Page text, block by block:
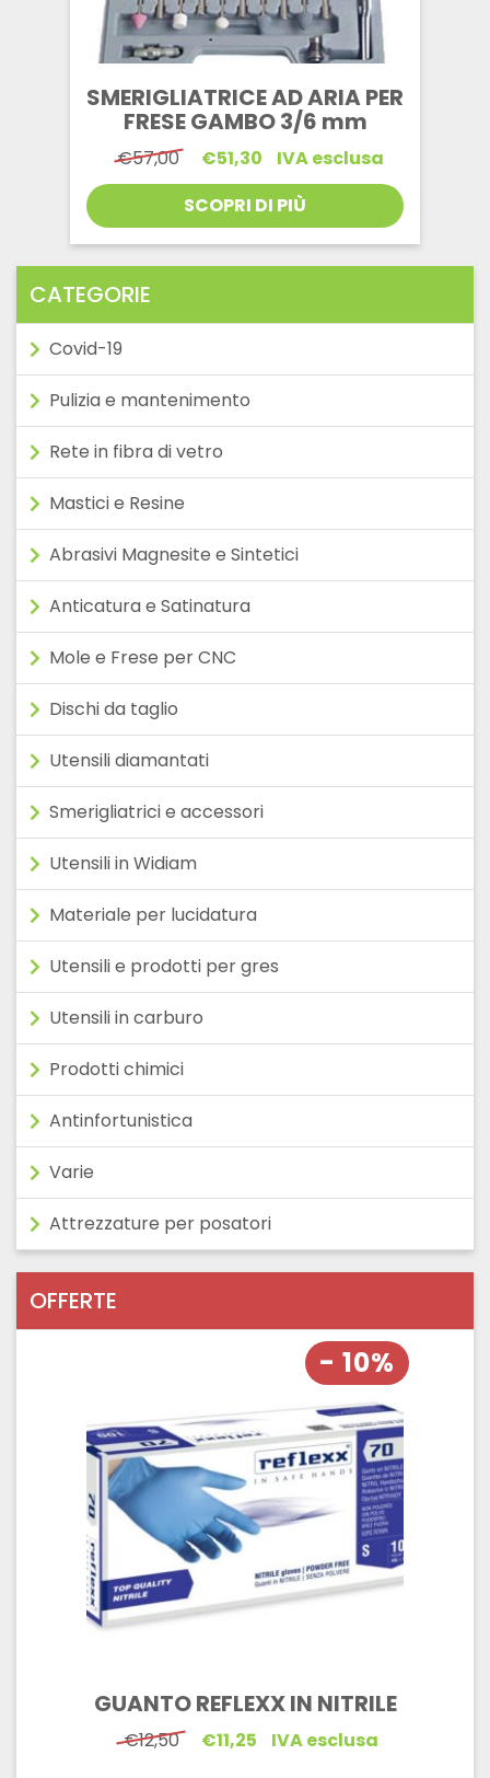
SMERIGLIATRICE AD ARIA PER
FRESE GAMBO 3/6 mm
€57,00 Il
originale
era:
€57,00.
€51,30
Il
attuale
è:
€51,30.
IVA esclusa
SCOPRI DI PIÙ
CATEGORIE
Covid-19
Pulizia e mantenimento
Rete in fibra di vetro
Mastici e Resine
Abrasivi Magnesite e Sintetici
Anticatura e Satinatura
Mole e Frese per CNC
Dischi da taglio
Utensili diamantati
Smerigliatrici e accessori
Utensili in Widiam
Materiale per lucidatura
Utensili e prodotti per gres
Utensili in carburo
Prodotti chimici
Antinfortunistica
Varie
Attrezzature per posatori
OFFERTE
- 10%
GUANTO REFLEXX IN NITRILE
€12,50 Il
€11,25
Il IVA esclusa